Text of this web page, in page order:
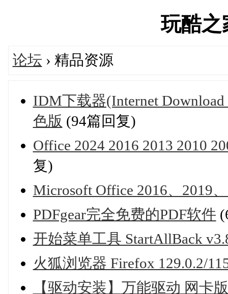
玩酷之
论坛 › 精品资源
IDM下载器(Internet
色版 (94篇回复)
Office 2024 2016 2013 2010
复)
Microsoft Office 2016、2019
PDFgear完全免费的PDF软件
开始菜单工具 StartAllBack
火狐浏览器 Firefox 129.0.2/
【驱动安装】万能驱动 网卡